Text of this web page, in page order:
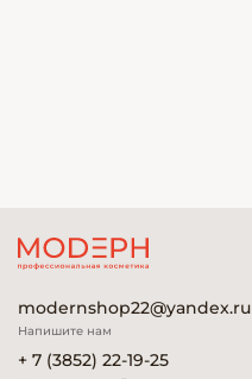
modernshop22@yandex.ru
Напишите нам
+ 7 (3852) 22-19-25